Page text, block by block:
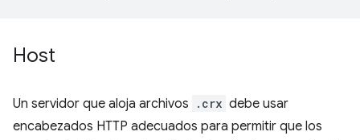
Host
Un servidor que aloja archivos .crx debe usar
encabezados HTTP adecuados para permitir que los